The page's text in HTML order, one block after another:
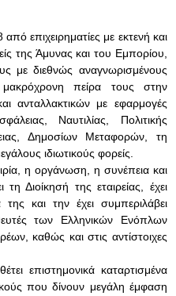
επιχειρηματίες με εκτενή και
της Άμυνας και του Εμπορίου,
με διεθνώς αναγνωρισμένους
πείρα τους στην
ανταλλακτικών με εφαρμογές
Ναυτιλίας, Πολιτικής
Δημοσίων Μεταφορών, τη
ιδιωτικούς φορείς.
η οργάνωση, η συνέπεια και
Διοίκησή της εταιρείας, έχει
και την έχει συμπεριλάβει
των Ελληνικών Ενόπλων
καθώς και στις αντίστοιχες
επιστημονικά καταρτισμένα
που δίνουν μεγάλη έμφαση